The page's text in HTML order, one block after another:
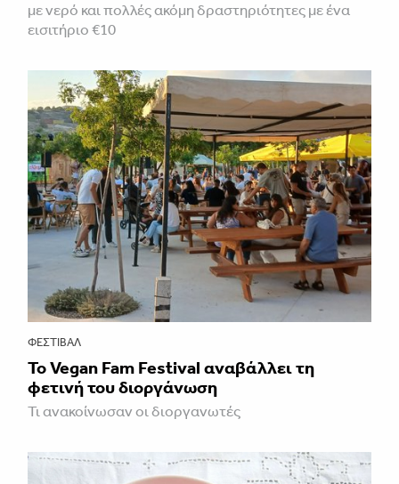
με νερό και πολλές ακόμη δραστηριότητες με ένα
εισιτήριο €10
ΦΕΣΤΙΒΑΛ
Το Vegan Fam Festival αναβάλλει τη
φετινή του διοργάνωση
Τι ανακοίνωσαν οι διοργανωτές